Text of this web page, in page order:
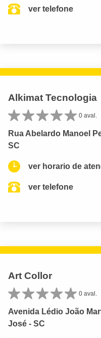
ver telefone
Alkimat Tecnologia
0 aval.
Rua Abelardo Manoel
SC
ver horario de
ver telefone
Art Collor
0 aval.
Avenida Lédio João
José - SC